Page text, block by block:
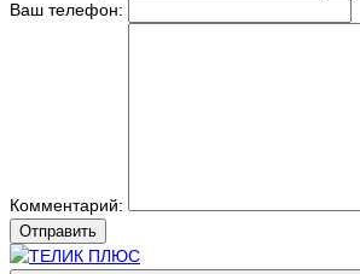
Ваш телефон:
Комментарий:
Отправить